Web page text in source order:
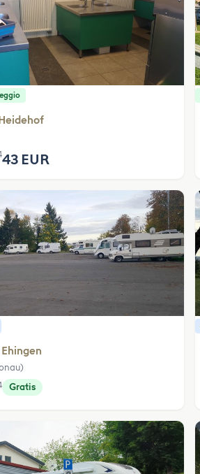
43 EUR
Gratis